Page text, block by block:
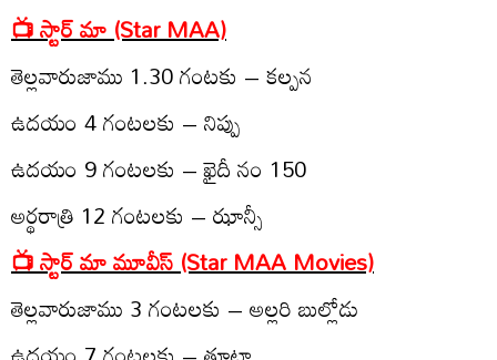
📺 స్టార్ మా (Star MAA)
తెల్ల‌వారుజాము 1.30 గంట‌కు – క‌ల్ప‌న‌
ఉద‌యం 4 గంట‌ల‌కు – నిప్పు
ఉద‌యం 9 గంట‌ల‌కు – ఖైదీ నం 150
అర్థ‌రాత్రి 12 గంట‌ల‌కు – ఝాన్సీ
📺 స్టార్ మా మూవీస్‌ (Star MAA Movies)
తెల్ల‌వారుజాము 3 గంట‌ల‌కు – అల్ల‌రి బుల్లోడు